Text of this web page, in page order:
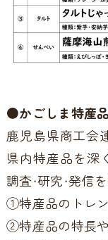
●かごしま特産
鹿児島県商工会
県内特産品を深
調査・研究・発信
①特産品のトレ
②特産品の特長